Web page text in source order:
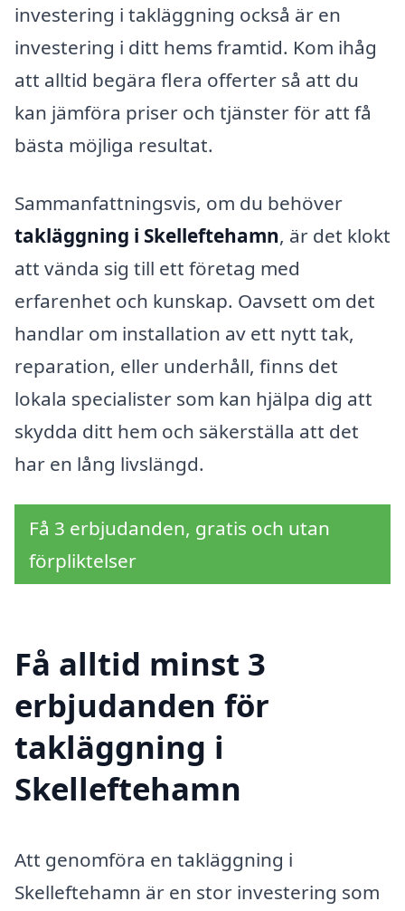
investering i takläggning också är en
investering i ditt hems framtid. Kom ihåg
att alltid begära flera offerter så att du
kan jämföra priser och tjänster för att få
bästa möjliga resultat.
Sammanfattningsvis, om du behöver
takläggning i Skelleftehamn, är det klokt
att vända sig till ett företag med
erfarenhet och kunskap. Oavsett om det
handlar om installation av ett nytt tak,
reparation, eller underhåll, finns det
lokala specialister som kan hjälpa dig att
skydda ditt hem och säkerställa att det
har en lång livslängd.
Få 3 erbjudanden, gratis och utan
förpliktelser
Få alltid minst 3
erbjudanden för
takläggning i
Skelleftehamn
Att genomföra en takläggning i
Skelleftehamn är en stor investering som